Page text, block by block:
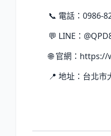
📞 電話：0986-
💬 LINE：
🌐 官網：
📍 地址：台北